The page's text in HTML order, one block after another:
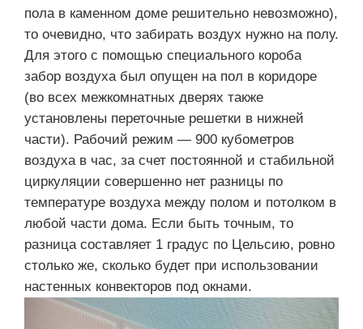
пола в каменном доме решительно невозможно),
то очевидно, что забирать воздух нужно на полу.
Для этого с помощью специального короба
забор воздуха был опущен на пол в коридоре
(во всех межкомнатных дверях также
установлены переточные решетки в нижней
части). Рабочий режим — 900 кубометров
воздуха в час, за счет постоянной и стабильной
циркуляции совершенно нет разницы по
температуре воздуха между полом и потолком в
любой части дома. Если быть точным, то
разница составляет 1 градус по Цельсию, ровно
столько же, сколько будет при использовании
настенных конвекторов под окнами.